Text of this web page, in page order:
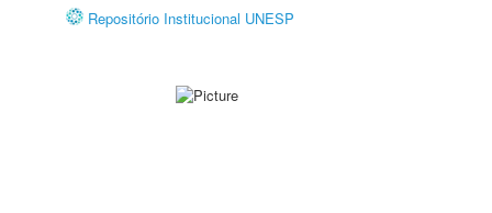
Repositório Institucional UNESP